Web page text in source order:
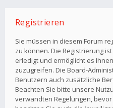
Registrieren
Sie müssen in diesem Forum
zu können. Die Registrierung
erledigt und ermöglicht es
zuzugreifen. Die Board-
Benutzern auch zusätzliche
Beachten Sie bitte unsere
verwandten Regelungen,